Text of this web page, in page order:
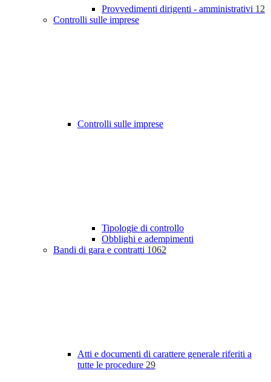
Provvedimenti dirigenti - amministrativi 12
Controlli sulle imprese
Controlli sulle imprese
Tipologie di controllo
Obblighi e adempimenti
Bandi di gara e contratti 1062
Atti e documenti di carattere generale riferiti a
tutte le procedure 29